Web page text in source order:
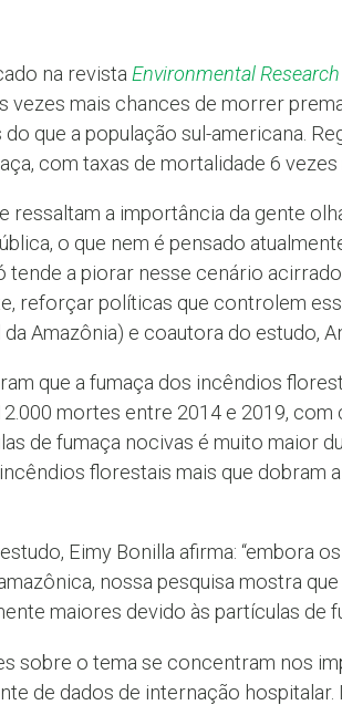
na revista Environmental
vezes mais chances de morrer
que a população sul-americana.
com taxas de mortalidade 6 vezes
ressaltam a importância da gente
o que nem é pensado
tende a piorar nesse cenário
reforçar políticas que controlem
Amazônia) e coautora do estudo,
que a fumaça dos incêndios
mortes entre 2014 e 2019,
de fumaça nocivas é muito maior
florestais mais que
Eimy Bonilla afirma: “embora
nossa pesquisa mostra
maiores devido às partículas de
sobre o tema se concentram nos
de dados de internação